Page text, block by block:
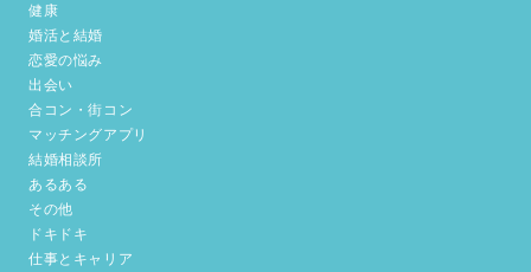
健康
婚活と結婚
恋愛の悩み
出会い
合コン・街コン
マッチングアプリ
結婚相談所
あるある
その他
ドキドキ
仕事とキャリア